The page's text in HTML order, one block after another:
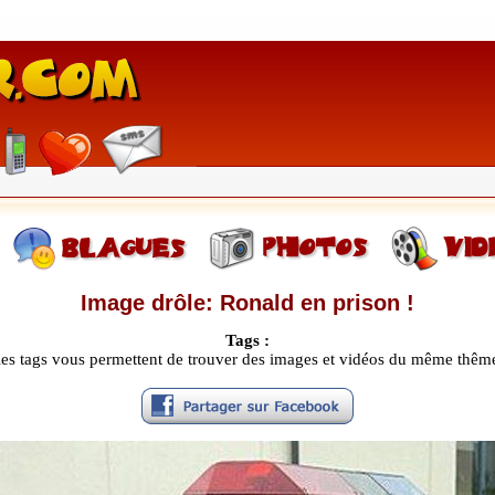
Image drôle: Ronald en prison !
Tags :
tags vous permettent de trouver des images et vidéos du même